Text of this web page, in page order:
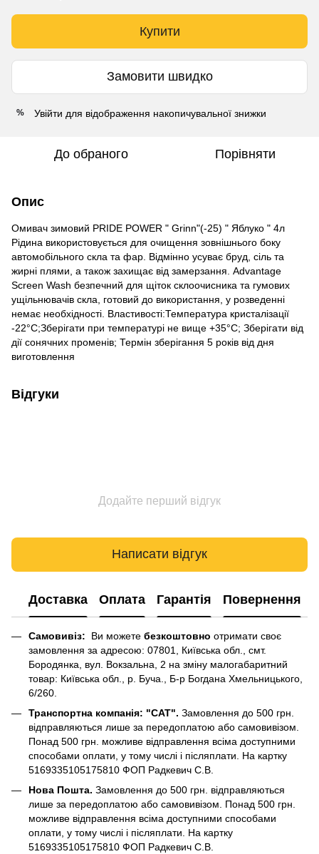
Купити
Замовити швидко
% Увійти для відображення накопичувальної знижки
До обраного Порівняти
Опис
Омивач зимовий PRIDE POWER " Grinn"(-25) " Яблуко " 4л
Рідина використовується для очищення зовнішнього боку
автомобільного скла та фар. Відмінно усуває бруд, сіль та
жирні плями, а також захищає від замерзання. Advantage
Screen Wash безпечний для щіток склоочисника та гумових
ущільнювачів скла, готовий до використання, у розведенні
немає необхідності. Властивості:Температура кристалізації
-22°С;Зберігати при температурі не вище +35°С; Зберігати від
дії сонячних променів; Термін зберігання 5 років від дня
виготовлення
Відгуки
Додайте перший відгук
Написати відгук
Доставка Оплата Гарантія Повернення
Самовивіз: Ви можете безкоштовно отримати своє
замовлення за адресою: 07801, Київська обл., смт.
Бородянка, вул. Вокзальна, 2 на зміну малогабаритний
товар: Київська обл., р. Буча., Б-р Богдана Хмельницького,
6/260.
Транспортна компанія: "САТ". Замовлення до 500 грн.
відправляються лише за передоплатою або самовивізом.
Понад 500 грн. можливе відправлення всіма доступними
способами оплати, у тому числі і післяплати. На картку
5169335105175810 ФОП Радкевич С.В.
Нова Пошта. Замовлення до 500 грн. відправляються
лише за передоплатою або самовивізом. Понад 500 грн.
можливе відправлення всіма доступними способами
оплати, у тому числі і післяплати. На картку
5169335105175810 ФОП Радкевич С.В.